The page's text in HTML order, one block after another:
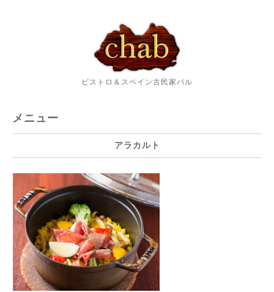
ビストロ＆スペイン古民家バル
メニュー
アラカルト